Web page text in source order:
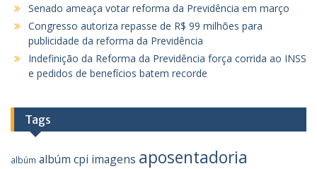
Senado ameaça votar reforma da Previdência em março
Congresso autoriza repasse de R$ 99 milhões para
publicidade da reforma da Previdência
Indefinição da Reforma da Previdência força corrida ao INSS
e pedidos de benefícios batem recorde
Tags
albúm albúm cpi imagens aposentadoria